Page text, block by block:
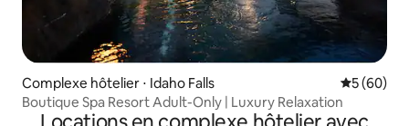
Complexe hôtelier ⋅ Idaho Falls
5 (60)
Boutique Spa Resort Adult-Only | Luxury Relaxation